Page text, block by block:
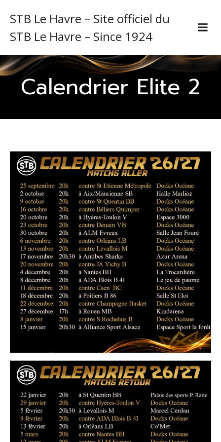
STB Le Havre – Site officiel du
STB Le Havre – Since 1924
Calendrier Elite 2